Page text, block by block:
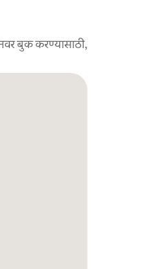
बुक करण्यासाठी,